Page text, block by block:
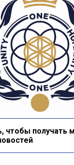
чтобы получать